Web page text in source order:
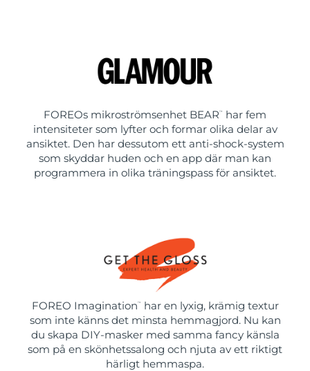
FOREOs mikroströmsenhet BEAR ™
har fem
intensiteter som lyfter och formar olika delar av
ansiktet. Den har dessutom ett anti-shock-system
som skyddar huden och en app där man kan
programmera in olika träningspass för ansiktet.
FOREO Imagination ™
har en lyxig, krämig textur
som inte känns det minsta hemmagjord. Nu kan
du skapa DIY-masker med samma fancy känsla
som på en skönhetssalong och njuta av ett riktigt
härligt hemmaspa.